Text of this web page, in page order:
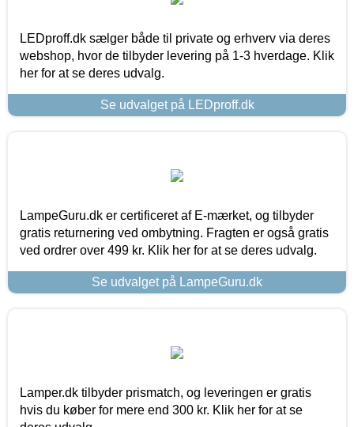
LEDproff.dk sælger både til private og erhverv via deres
webshop, hvor de tilbyder levering på 1-3 hverdage. Klik
her for at se deres udvalg.
Se udvalget på LEDproff.dk
LampeGuru.dk er certificeret af E-mærket, og tilbyder
gratis returnering ved ombytning. Fragten er også gratis
ved ordrer over 499 kr. Klik her for at se deres udvalg.
Se udvalget på LampeGuru.dk
Lamper.dk tilbyder prismatch, og leveringen er gratis
hvis du køber for mere end 300 kr. Klik her for at se